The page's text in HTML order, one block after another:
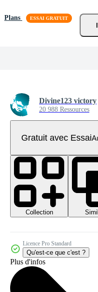
Plans
Divine123 victory
20 988 Ressources
Gratuit avec Essai
Collection
Licence Pro Standard
Qu'est-ce que c'est ?
Plus d'infos